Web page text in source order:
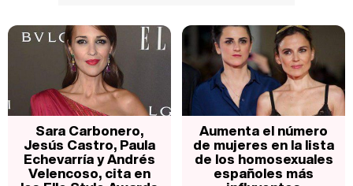
Sara Carbonero,
Jesús Castro, Paula
Echevarría y Andrés
Velencoso, cita en
Aumenta el número
de mujeres en la lista
de los homosexuales
españoles más